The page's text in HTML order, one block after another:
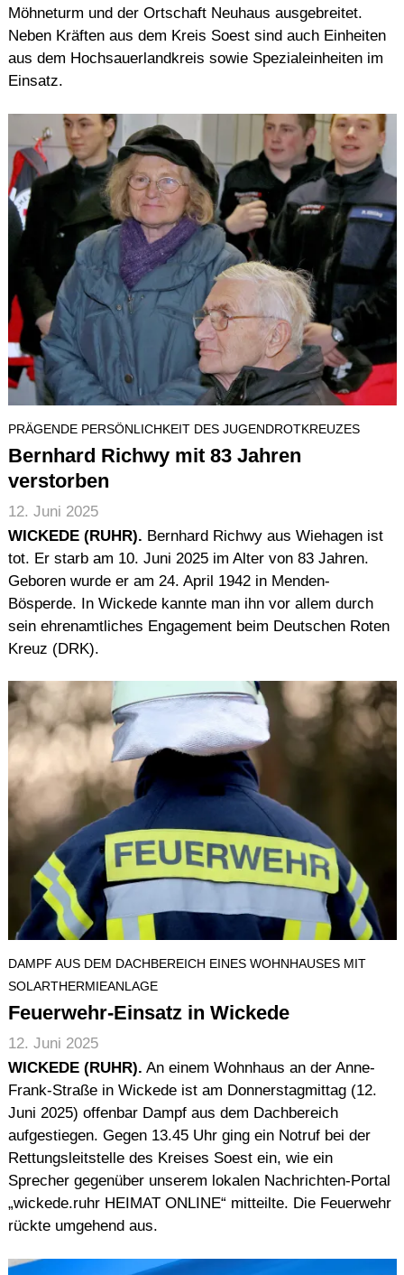
Möhneturm und der Ortschaft Neuhaus ausgebreitet.
Neben Kräften aus dem Kreis Soest sind auch Einheiten
aus dem Hochsauerlandkreis sowie Spezialeinheiten im
Einsatz.
PRÄGENDE PERSÖNLICHKEIT DES JUGENDROTKREUZES
Bernhard Richwy mit 83 Jahren
verstorben
12. Juni 2025
WICKEDE (RUHR). Bernhard Richwy aus Wiehagen ist
tot. Er starb am 10. Juni 2025 im Alter von 83 Jahren.
Geboren wurde er am 24. April 1942 in Menden-
Bösperde. In Wickede kannte man ihn vor allem durch
sein ehrenamtliches Engagement beim Deutschen Roten
Kreuz (DRK).
DAMPF AUS DEM DACHBEREICH EINES WOHNHAUSES MIT
SOLARTHERMIEANLAGE
Feuerwehr-Einsatz in Wickede
12. Juni 2025
WICKEDE (RUHR). An einem Wohnhaus an der Anne-
Frank-Straße in Wickede ist am Donnerstagmittag (12.
Juni 2025) offenbar Dampf aus dem Dachbereich
aufgestiegen. Gegen 13.45 Uhr ging ein Notruf bei der
Rettungsleitstelle des Kreises Soest ein, wie ein
Sprecher gegenüber unserem lokalen Nachrichten-Portal
„wickede.ruhr HEIMAT ONLINE“ mitteilte. Die Feuerwehr
rückte umgehend aus.